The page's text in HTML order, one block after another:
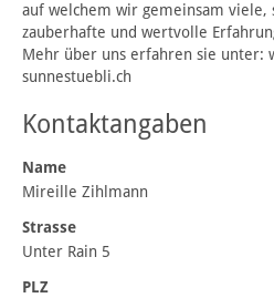
auf welchem wir gemeinsam viele,
zauberhafte und wertvolle
Mehr über uns erfahren sie unter:
sunnestuebli.ch
Kontaktangaben
Name
Mireille Zihlmann
Strasse
Unter Rain 5
PLZ